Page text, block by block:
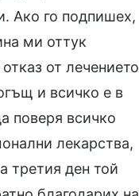
Ако го подпишех,
ми оттук
от лечението
и всичко е в
поверя всичко
лекарства,
третия ден той